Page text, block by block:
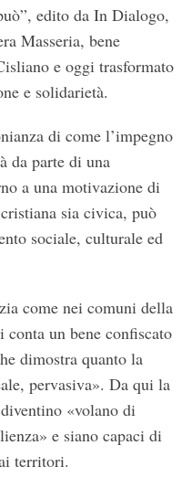
edito da In Dialogo,
Masseria, bene
e oggi trasformato
e solidarietà.
di come l’impegno
da parte di una
a una motivazione di
sia civica, può
sociale, culturale ed
come nei comuni della
un bene confiscato
dimostra quanto la
pervasiva». Da qui la
«volano di
e siano capaci di
territori.